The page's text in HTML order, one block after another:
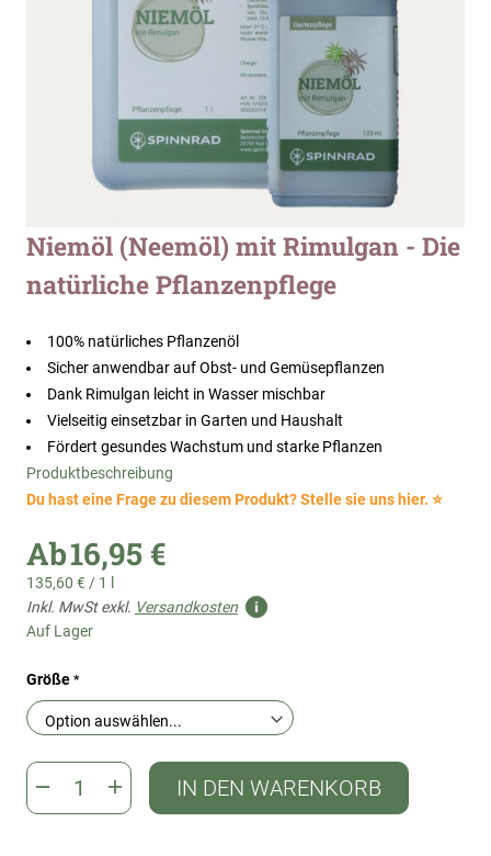
Zum
Anfang
der
Niemöl (Neemöl) mit Rimulgan - Die
natürliche Pflanzenpflege
100% natürliches Pflanzenöl
Sicher anwendbar auf Obst- und Gemüsepflanzen
Dank Rimulgan leicht in Wasser mischbar
Vielseitig einsetzbar in Garten und Haushalt
Fördert gesundes Wachstum und starke Pflanzen
Produktbeschreibung
Du hast eine Frage zu diesem Produkt? Stelle sie uns hier. ⭐
Ab16,95 €
135,60 € / 1 l
Inkl. MwSt exkl. Versandkosten
Auf Lager
Größe
IN DEN WARENKORB